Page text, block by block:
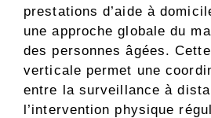
prestations d’aide à
une approche globale du
des personnes âgées.
verticale permet une
entre la surveillance à
l’intervention physique